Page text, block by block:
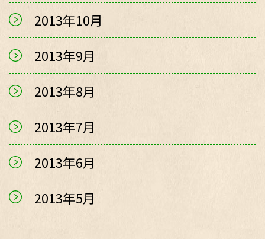
2013年10月
2013年9月
2013年8月
2013年7月
2013年6月
2013年5月